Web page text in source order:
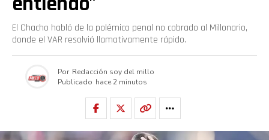
El Chacho habló de la polémico penal no cobrado al Millonario,
donde el VAR resolvió llamativamente rápido.
Por Redacción soy del millo
Publicado hace 2 minutos